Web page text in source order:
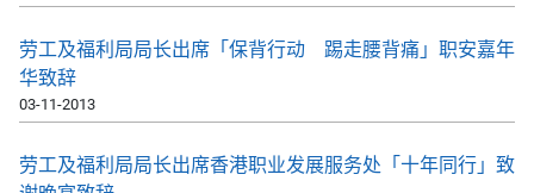
劳工及福利局局长出席「保背行动 踢走腰背痛」职安嘉年
华致辞
03-11-2013
劳工及福利局局长出席香港职业发展服务处「十年同行」致